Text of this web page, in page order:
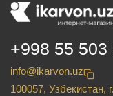
+998 55 503
info@ikarvon.uz
100057, Узбекистан,